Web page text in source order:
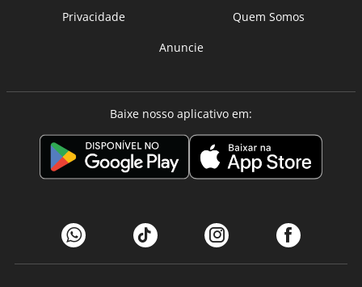
Privacidade
Quem Somos
Anuncie
Baixe nosso aplicativo em: